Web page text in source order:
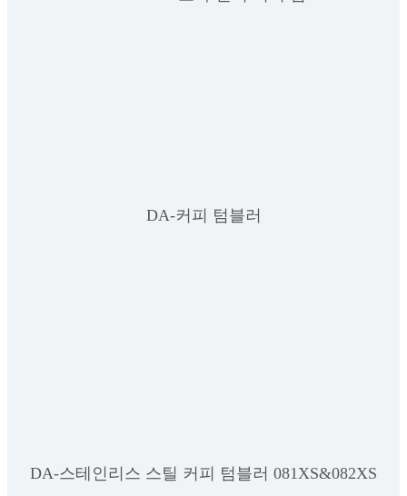
DA-커피 텀블러
DA-스테인리스 스틸 커피 텀블러 081XS&082XS